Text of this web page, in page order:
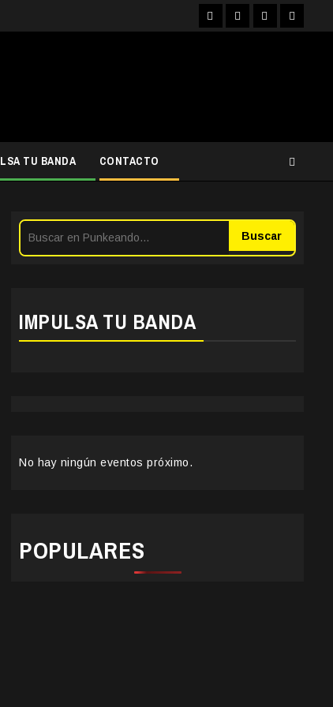
FacebookInstagram
YouTubeTwitter
TU BANDA CONTACTO
Buscar
IMPULSA TU BANDA
No hay ningún eventos próximo.
POPULARES